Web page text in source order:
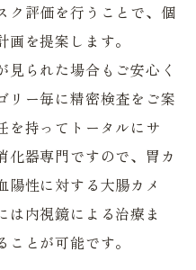
ク評価を行うことで、個
を提案します。
られた場合もご安心く
リー毎に精密検査をご案
を持ってトータルにサ
化器専門ですので、胃カ
陽性に対する大腸カメ
は内視鏡による治療ま
とが可能です。